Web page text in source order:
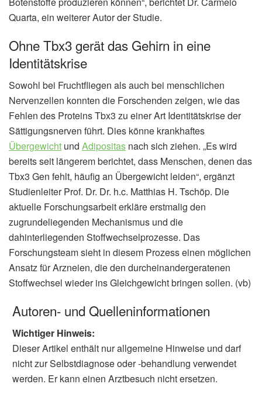
Quarta, ein weiterer Autor der Studie.
Ohne Tbx3 gerät das Gehirn in eine
Identitätskrise
Sowohl bei Fruchtfliegen als auch bei menschlichen
Nervenzellen konnten die Forschenden zeigen, wie das
Fehlen des Proteins Tbx3 zu einer Art Identitätskrise der
Sättigungsnerven führt. Dies könne krankhaftes
Übergewicht und Adipositas nach sich ziehen. „Es wird
bereits seit längerem berichtet, dass Menschen, denen das
Tbx3 Gen fehlt, häufig an Übergewicht leiden“, ergänzt
Studienleiter Prof. Dr. Dr. h.c. Matthias H. Tschöp. Die
aktuelle Forschungsarbeit erkläre erstmalig den
zugrundeliegenden Mechanismus und die
dahinterliegenden Stoffwechselprozesse. Das
Forschungsteam sieht in diesem Prozess einen möglichen
Ansatz für Arzneien, die den durcheinandergeratenen
Stoffwechsel wieder ins Gleichgewicht bringen sollen. (vb)
Autoren- und Quelleninformationen
Wichtiger Hinweis:
Dieser Artikel enthält nur allgemeine Hinweise und darf
nicht zur Selbstdiagnose oder -behandlung verwendet
werden. Er kann einen Arztbesuch nicht ersetzen.